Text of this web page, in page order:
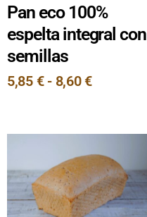
Pan eco 100%
espelta integral con
semillas
5,85 € - 8,60€